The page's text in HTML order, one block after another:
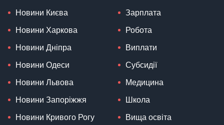
Новини Києва
Новини Харкова
Новини Дніпра
Новини Одеси
Новини Львова
Новини Запоріжжя
Новини Кривого Рогу
Зарплата
Робота
Виплати
Субсидії
Медицина
Школа
Вища освіта